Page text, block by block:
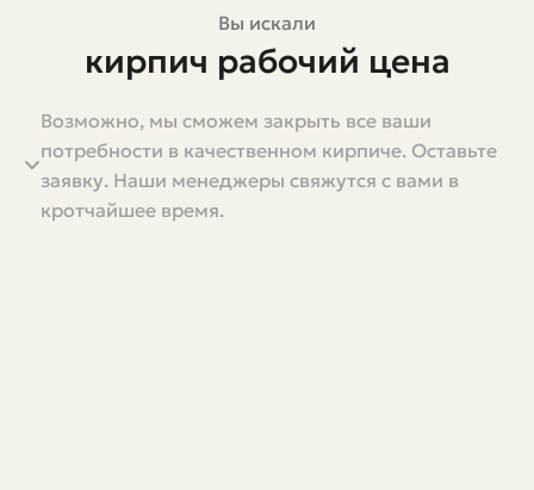
Вы искали
кирпич рабочий цена
Цена на рабочий кирпич — тема, которая волнует
каждого, кто планирует строить или ремонтировать.
Казалось бы, кирпич простой материал: берёшь и
кладёшь. На деле же выбор и подсчёт стоимости
Возможно, мы сможем закрыть все ваши
потребности в качественном кирпиче. Оставьте
заявку. Наши менеджеры свяжутся с вами в
кротчайшее время.